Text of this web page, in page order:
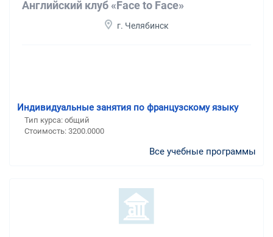
Английский клуб «Face to Face»
г. Челябинск
Индивидуальные занятия по французскому языку
Тип курса: общий
Стоимость: 3200.0000
Все учебные программы